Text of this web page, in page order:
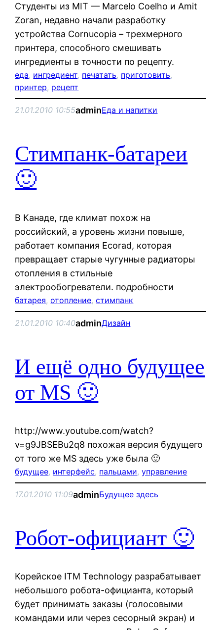
Студенты из MIT — Marcelo Coelho и Amit
Zoran, недавно начали разработку
устройства Cornucopia – трехмерного
принтера, способного смешивать
ингредиенты в точности по рецепту.
еда, ингредиент, печатать, приготовить
принтер, рецепт
21.01.2010 10:55adminЕда и напитки
Стимпанк-батареи
🙂
В Канаде, где климат похож на
российский, а уровень жизни повыше,
работает компания Ecorad, которая
превращает старые чугунные радиаторы
отопления в стильные
электрообогреватели. подробности
батарея, отопление, стимпанк
21.01.2010 10:40adminДизайн
И ещё одно будущее
от MS 🙂
http://www.youtube.com/watch?
v=g9JBSEBu2q8 похожая версия будущего
от того же MS здесь уже была 🙂
будущее, интерфейс, пальцами, управление
17.01.2010 11:09adminБудущее здесь
Робот-официант 🙂
Корейское ITM Technology разрабатывает
небольшого робота-официанта, который
будет принимать заказы (голосовыми
командами или через сесорный экран) и